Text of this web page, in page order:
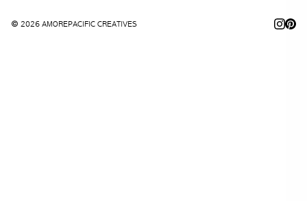
© 2026 AMOREPACIFIC CREATIVES